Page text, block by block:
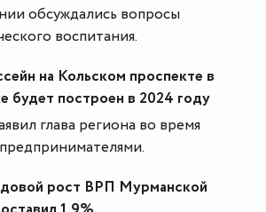
обсуждались вопросы
воспитания.
на Кольском проспекте в
будет построен в 2024 году
глава региона во время
рост ВРП Мурманской